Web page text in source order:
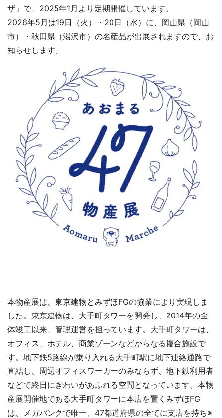
ザ」で、2025年1月より定期開催しています。
2026年5月は19日（火）・20日（水）に、岡山県（岡山
市）・秋田県（湯沢市）の名産品が出展されますので、お
知らせします。
本物産展は、東京建物とみずほFGの協業により実現しま
した。東京建物は、大手町タワーを開発し、2014年の全
体竣工以来、管理運営を担っています。大手町タワーは、
オフィス、ホテル、商業ゾーンなどからなる複合施設で
す。地下鉄5路線が乗り入れる大手町駅に地下連絡通路で
直結し、周辺オフィスワーカーのみならず、地下鉄利用者
などで終日にぎわいがあふれる空間となっています。本物
産展開催地である大手町タワーに本店を置くみずほFG
は、メガバンクで唯一、47都道府県の全てに支店を持ち※